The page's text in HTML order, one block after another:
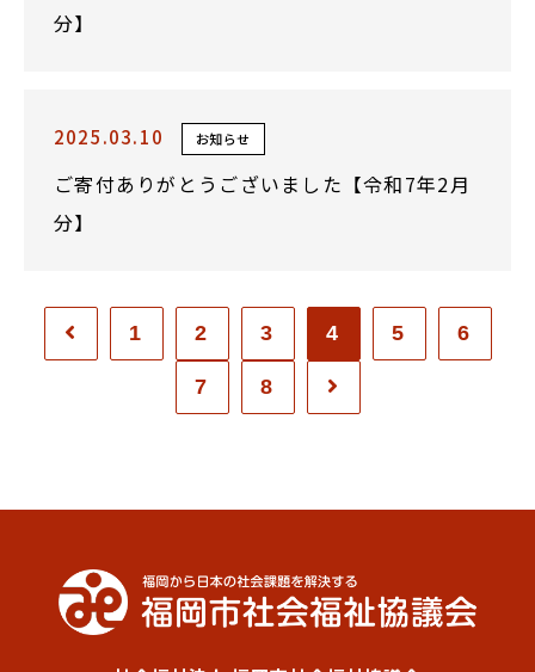
分】
2025.03.10 お知らせ
ご寄付ありがとうございました【令和7年2月
分】
1 2 3 4 5 6
7 8